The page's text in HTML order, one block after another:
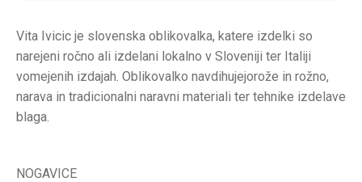
Vita Ivicic je slovenska oblikovalka, katere izdelki so
narejeni ročno ali izdelani lokalno v Sloveniji ter Italiji
vomejenih izdajah. Oblikovalko navdihujejorože in rožno,
narava in tradicionalni naravni materiali ter tehnike izdelave
blaga.
NOGAVICE